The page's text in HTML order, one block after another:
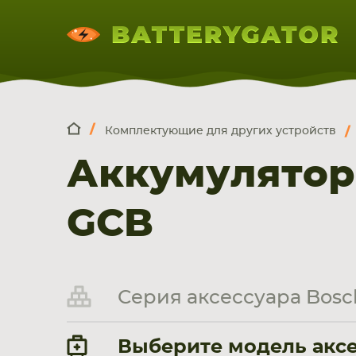
НОУТБУКА
ПЛАНШЕТА
СМАРТФОНА
Комплектующие для других устройств
GCB
Серия аксессуара
Выберите модель